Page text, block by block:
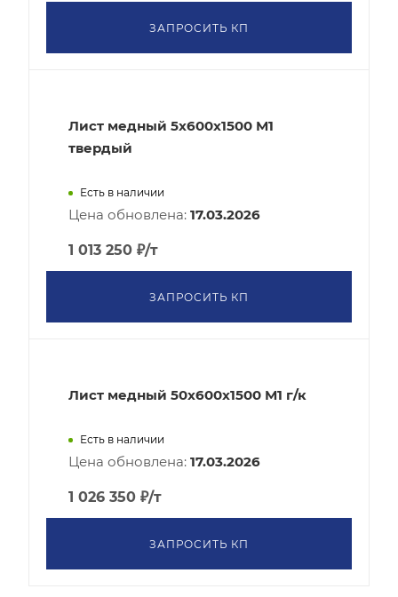
ЗАПРОСИТЬ КП
Лист медный 5x600х1500 М1
твердый
Есть в наличии
Цена обновлена: 17.03.2026
1 013 250 ₽/т
ЗАПРОСИТЬ КП
Лист медный 50x600х1500 М1 г/к
Есть в наличии
Цена обновлена: 17.03.2026
1 026 350 ₽/т
ЗАПРОСИТЬ КП